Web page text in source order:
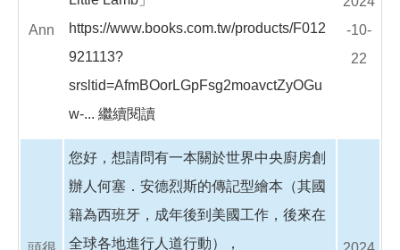
Ann
https://www.books.com.tw/products/F012
921113?
srsltid=AfmBOorLGpFsg2moavctZyOGu
w-... 繼續閱讀
-10-
22
您好，想請問有一本關於世界中央廚房創
辦人何塞．安德烈斯的傳記型繪本（其國
籍為西班牙，成年後到美國工作，後來在
全球各地進行人道行動），